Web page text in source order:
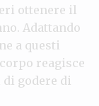
ottenere il
Adattando
a questi
reagisce
godere di